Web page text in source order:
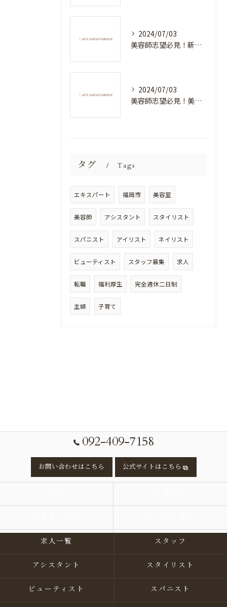
2024/07/03
美容師志望必見！新たな価値を創造する美容室でハイレベルな技術を学べる環境
2024/07/03
美容師志望必見！美容室NEWSTANDARDで最高のスキルアップを目指そう！
タグ Tags
エキスパート 福岡市 美容室
美容師 アシスタント スタイリスト
スパニスト アイリスト ネイリスト
ビューティスト スタッフ募集 求人
転職 福利厚生 完全週休二日制
主婦 子育て
092-409-7158
お問い合わせはこちら 公式サイトはこちら
求人一覧 スタッフ
アシスタント スタイリスト
ビューティスト スパニスト